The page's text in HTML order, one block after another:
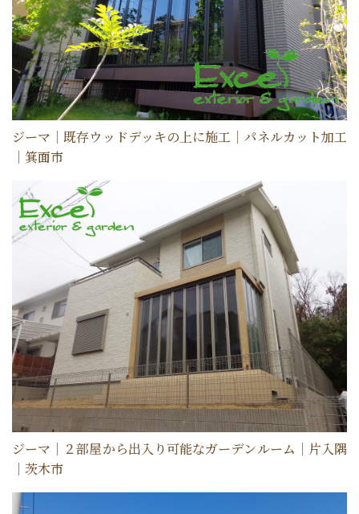
ジーマ｜既存ウッドデッキの上に施工｜パネルカット加工
｜箕面市
ジーマ｜２部屋から出入り可能なガーデンルーム｜片入隅
｜茨木市